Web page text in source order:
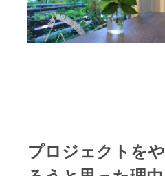
プロジェクトをや